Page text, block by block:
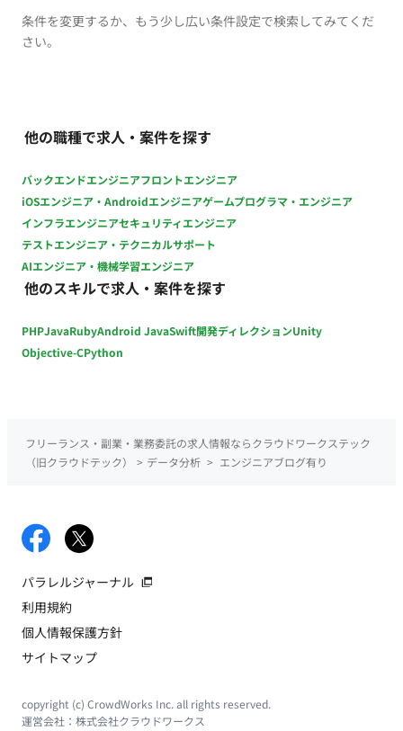
条件を変更するか、もう少し広い条件設定で検索してみてくだ
さい。
他の職種で求人・案件を探す
バックエンドエンジニアフロントエンジニア
iOSエンジニア・Androidエンジニアゲームプログラマ・エンジニア
インフラエンジニアセキュリティエンジニア
テストエンジニア・テクニカルサポート
AIエンジニア・機械学習エンジニア
他のスキルで求人・案件を探す
PHPJavaRubyAndroid JavaSwift開発ディレクションUnity
Objective-CPython
フリーランス・副業・業務委託の求人情報ならクラウドワークステック
（旧クラウドテック）
> データ分析 > エンジニアブログ有り
パラレルジャーナル
利用規約
個人情報保護方針
サイトマップ
copyright (c) CrowdWorks Inc. all rights reserved.
運営会社： 株式会社クラウドワークス